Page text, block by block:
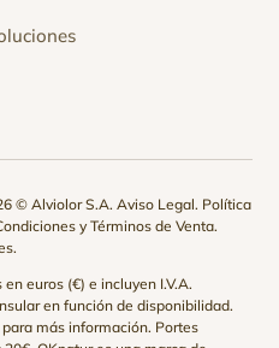
© Alviolor S.A.Aviso Legal. Política
y Términos de Venta.
.
euros (€) e incluyen I.V.A.
en función de disponibilidad.
para más información. Portes